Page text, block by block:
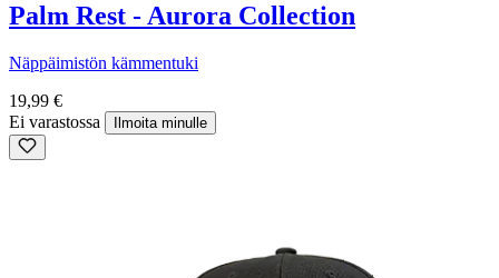
Palm Rest - Aurora Collection
Näppäimistön kämmentuki
19,99 €
Ei varastossa
Ilmoita minulle